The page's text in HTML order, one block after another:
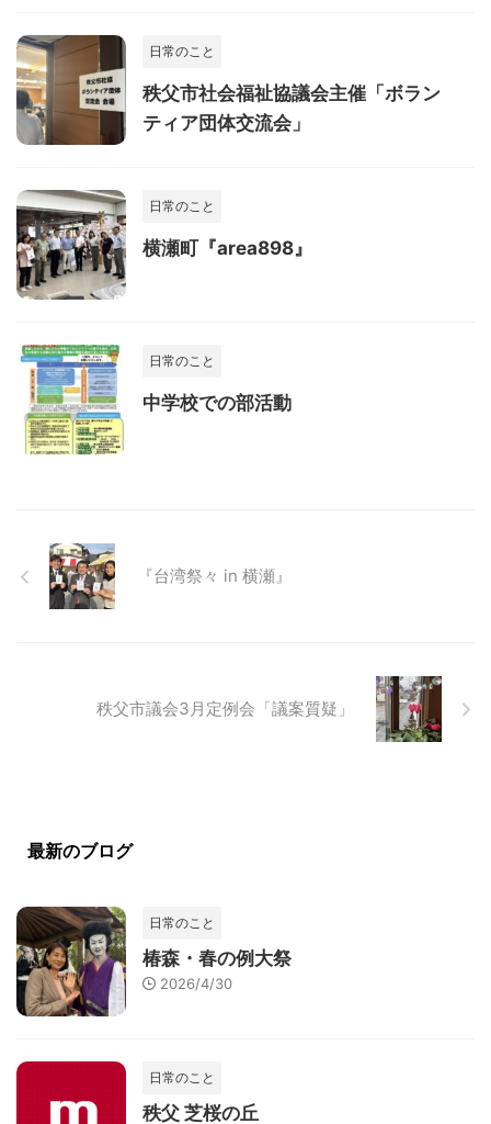
日常のこと
秩父市社会福祉協議会主催「ボラン
ティア団体交流会」
日常のこと
横瀬町『area898』
日常のこと
中学校での部活動
『台湾祭々 in 横瀬』
秩父市議会3月定例会「議案質疑」
最新のブログ
日常のこと
椿森・春の例大祭
2026/4/30
日常のこと
秩父 芝桜の丘